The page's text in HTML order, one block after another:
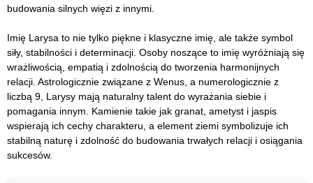
budowania silnych więzi z innymi.
Imię Larysa to nie tylko piękne i klasyczne imię, ale także symbol
siły, stabilności i determinacji. Osoby noszące to imię wyróżniają się
wrażliwością, empatią i zdolnością do tworzenia harmonijnych
relacji. Astrologicznie związane z Wenus, a numerologicznie z
liczbą 9, Larysy mają naturalny talent do wyrażania siebie i
pomagania innym. Kamienie takie jak granat, ametyst i jaspis
wspierają ich cechy charakteru, a element ziemi symbolizuje ich
stabilną naturę i zdolność do budowania trwałych relacji i osiągania
sukcesów.